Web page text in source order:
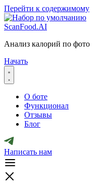
Перейти к содержимому
ScanFood.AI
Анализ калорий по фото
Начать
О боте
Функционал
Отзывы
Блог
Написать нам